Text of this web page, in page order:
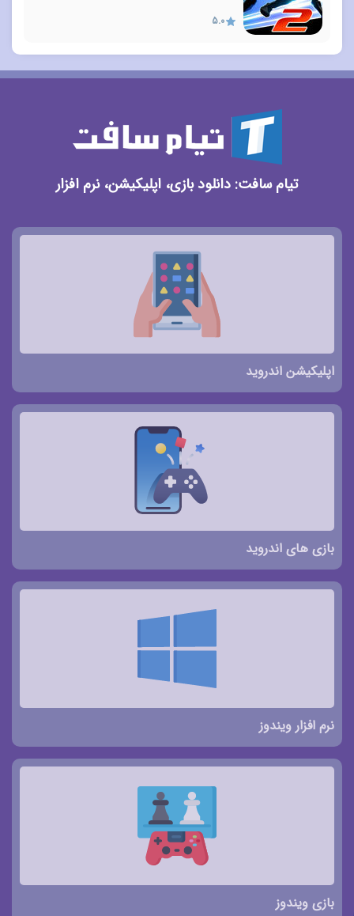
5.0
تیام سافت: دانلود بازی، اپلیکیشن، نرم افزار
اپلیکیشن اندروید
بازی های اندروید
نرم افزار ویندوز
بازی ویندوز